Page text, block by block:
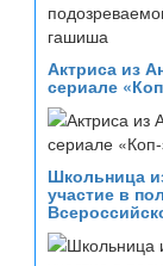
Актриса из
сериале
Школьница
участие в